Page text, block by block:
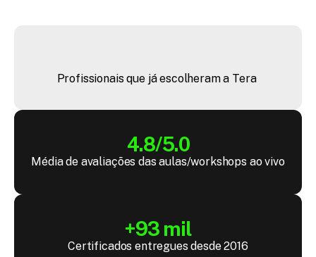
+ 4 mi
Profissionais que já escolheram a Tera
4.8/5.0
Média de avaliações das aulas/workshops ao vivo
+93 mil
Certificados entregues desde 2016